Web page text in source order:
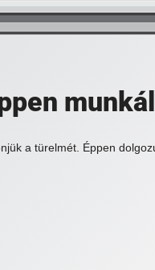
a türelmét. Éppen